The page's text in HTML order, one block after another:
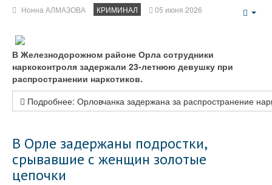
Нонна АЛМАЗОВА КРИМИНАЛ 05 июня 2026
В Железнодорожном районе Орла сотрудники
наркоконтроля задержали 23-летнюю девушку при
распространении наркотиков.
Подробнее: Орловчанка задержана за распространение
В Орле задержаны подростки,
срывавшие с женщин золотые
цепочки